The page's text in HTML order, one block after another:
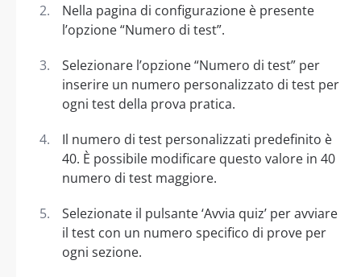
Nella pagina di configurazione è presente
l’opzione “Numero di test”.
Selezionare l’opzione “Numero di test” per
inserire un numero personalizzato di test per
ogni test della prova pratica.
Il numero di test personalizzati predefinito è
40. È possibile modificare questo valore in 40
numero di test maggiore.
Selezionate il pulsante ‘Avvia quiz’ per avviare
il test con un numero specifico di prove per
ogni sezione.